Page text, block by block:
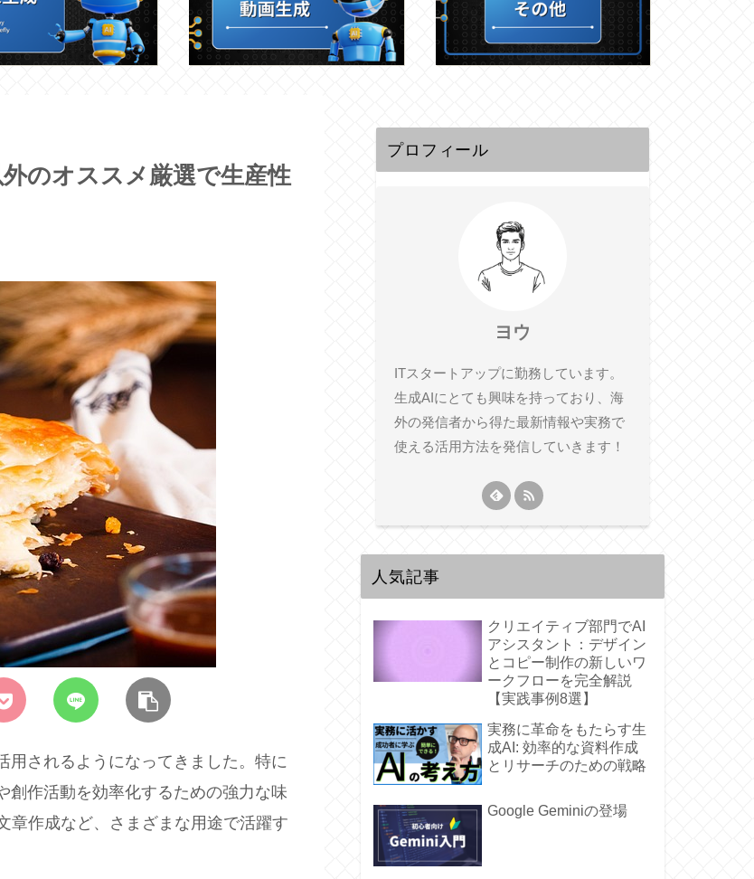
のオススメ厳選で生産性
用されるようになってきました。特に
創作活動を効率化するための強力な味
章作成など、さまざまな用途で活躍す
プロフィール
ヨウ
ITスタートアップに勤務しています。
生成AIにとても興味を持っており、海
外の発信者から得た最新情報や実務で
使える活用方法を発信していきます！
人気記事
クリエイティブ部門でAI
アシスタント：デザイン
とコピー制作の新しいワ
ークフローを完全解説
【実践事例8選】
実務に革命をもたらす生
成AI: 効率的な資料作成
とリサーチのための戦略
Google Geminiの登場